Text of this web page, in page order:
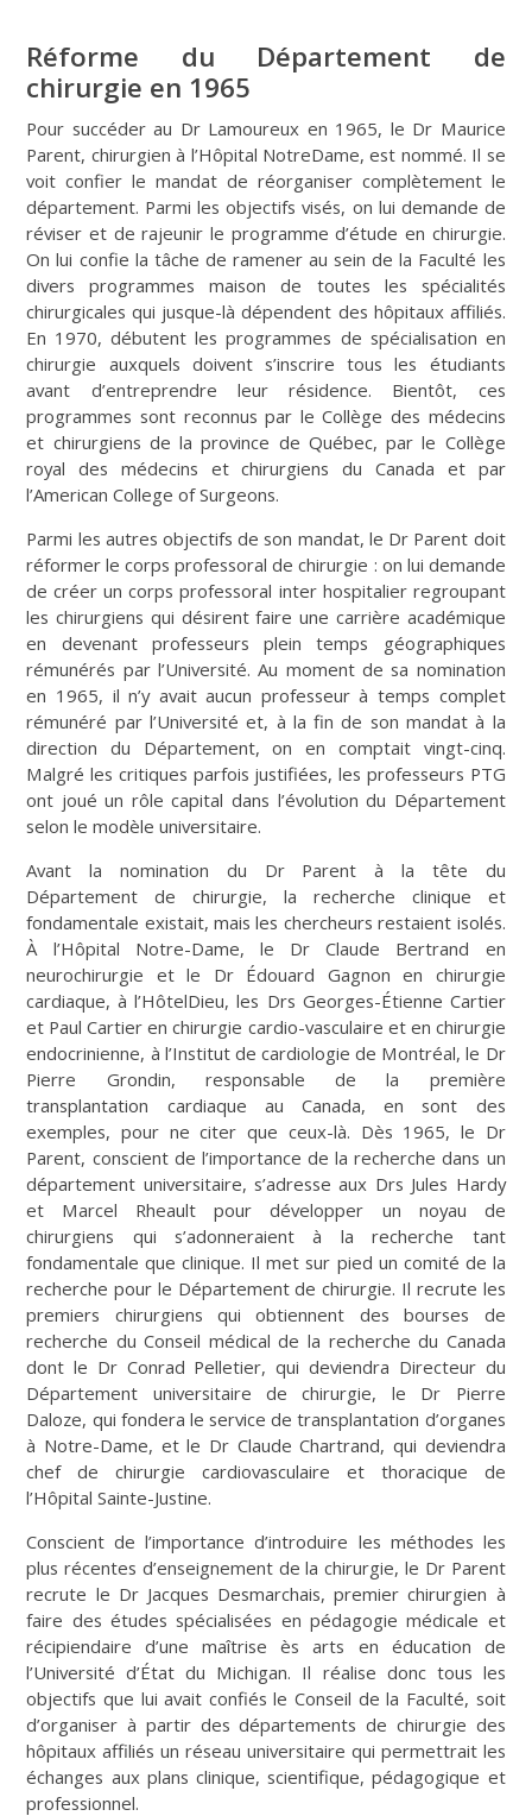
Réforme du Département de
chirurgie en 1965
Pour succéder au Dr Lamoureux en 1965, le Dr Maurice
Parent, chirurgien à l’Hôpital NotreDame, est nommé. Il se
voit confier le mandat de réorganiser complètement le
département. Parmi les objectifs visés, on lui demande de
réviser et de rajeunir le programme d’étude en chirurgie.
On lui confie la tâche de ramener au sein de la Faculté les
divers programmes maison de toutes les spécialités
chirurgicales qui jusque-là dépendent des hôpitaux affiliés.
En 1970, débutent les programmes de spécialisation en
chirurgie auxquels doivent s’inscrire tous les étudiants
avant d’entreprendre leur résidence. Bientôt, ces
programmes sont reconnus par le Collège des médecins
et chirurgiens de la province de Québec, par le Collège
royal des médecins et chirurgiens du Canada et par
l’American College of Surgeons.
Parmi les autres objectifs de son mandat, le Dr Parent doit
réformer le corps professoral de chirurgie : on lui demande
de créer un corps professoral inter hospitalier regroupant
les chirurgiens qui désirent faire une carrière académique
en devenant professeurs plein temps géographiques
rémunérés par l’Université. Au moment de sa nomination
en 1965, il n’y avait aucun professeur à temps complet
rémunéré par l’Université et, à la fin de son mandat à la
direction du Département, on en comptait vingt-cinq.
Malgré les critiques parfois justifiées, les professeurs PTG
ont joué un rôle capital dans l’évolution du Département
selon le modèle universitaire.
Avant la nomination du Dr Parent à la tête du
Département de chirurgie, la recherche clinique et
fondamentale existait, mais les chercheurs restaient isolés.
À l’Hôpital Notre-Dame, le Dr Claude Bertrand en
neurochirurgie et le Dr Édouard Gagnon en chirurgie
cardiaque, à l’HôtelDieu, les Drs Georges-Étienne Cartier
et Paul Cartier en chirurgie cardio-vasculaire et en chirurgie
endocrinienne, à l’Institut de cardiologie de Montréal, le Dr
Pierre Grondin, responsable de la première
transplantation cardiaque au Canada, en sont des
exemples, pour ne citer que ceux-là. Dès 1965, le Dr
Parent, conscient de l’importance de la recherche dans un
département universitaire, s’adresse aux Drs Jules Hardy
et Marcel Rheault pour développer un noyau de
chirurgiens qui s’adonneraient à la recherche tant
fondamentale que clinique. Il met sur pied un comité de la
recherche pour le Département de chirurgie. Il recrute les
premiers chirurgiens qui obtiennent des bourses de
recherche du Conseil médical de la recherche du Canada
dont le Dr Conrad Pelletier, qui deviendra Directeur du
Département universitaire de chirurgie, le Dr Pierre
Daloze, qui fondera le service de transplantation d’organes
à Notre-Dame, et le Dr Claude Chartrand, qui deviendra
chef de chirurgie cardiovasculaire et thoracique de
l’Hôpital Sainte-Justine.
Conscient de l’importance d’introduire les méthodes les
plus récentes d’enseignement de la chirurgie, le Dr Parent
recrute le Dr Jacques Desmarchais, premier chirurgien à
faire des études spécialisées en pédagogie médicale et
récipiendaire d’une maîtrise ès arts en éducation de
l’Université d’État du Michigan. Il réalise donc tous les
objectifs que lui avait confiés le Conseil de la Faculté, soit
d’organiser à partir des départements de chirurgie des
hôpitaux affiliés un réseau universitaire qui permettrait les
échanges aux plans clinique, scientifique, pédagogique et
professionnel.